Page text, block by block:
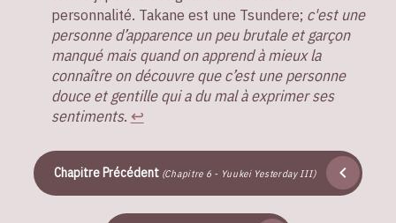
personnalité. Takane est une Tsundere; c'est une
personne d’apparence un peu brutale et garçon
manqué mais quand on apprend à mieux la
connaître on découvre que c’est une personne
douce et gentille qui a du mal à exprimer ses
sentiments. ↩︎
Chapitre Précédent (Chapitre 6 - Yuukei Yesterday III)